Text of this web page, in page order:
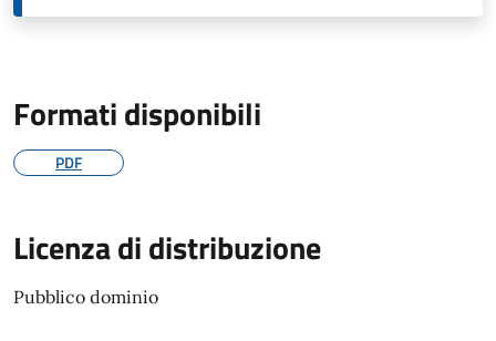
Formati disponibili
PDF
Licenza di distribuzione
Pubblico dominio